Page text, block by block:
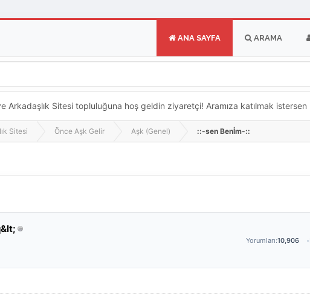
ANA SAYFA ARAMA
Arkadaşlık Sitesi topluluğuna hoş geldin ziyaretçi! Aramıza katılmak istersen
Sitesi Önce Aşk Gelir Aşk (Genel) ::-sen Benİm-::
Yorumları:10,906